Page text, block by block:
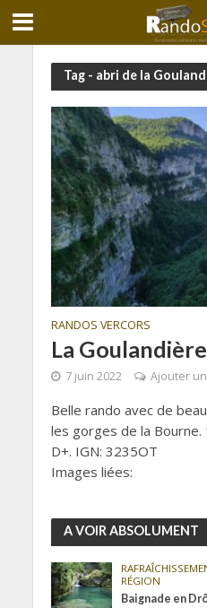
Tag - abri de la
RANDOS VERCORS
La Goulandière
7 juin 2022 Ajouter
Belle rando avec de
les gorges de la
D+. IGN: 3235OT
Images liées:
A VOIR ABSOLUMENT
RÉGION
Baignade en